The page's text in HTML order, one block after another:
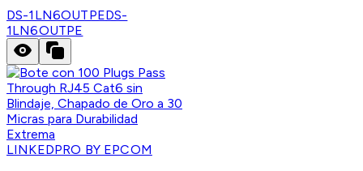
DS-1LN6OUTPEDS-
1LN6OUTPE
LINKEDPRO BY EPCOM